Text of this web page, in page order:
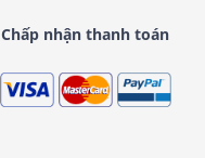
Chấp nhận thanh toán